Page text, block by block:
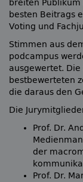
breiten
besten Beitrags
Voting und
Stimmen aus
podcampus
ausgewertet.
bestbewerteten
die daraus den
Die
Prof. Dr.
der
Prof. Dr.